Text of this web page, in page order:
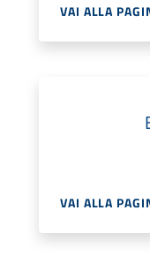
VAI ALLA
VAI ALLA